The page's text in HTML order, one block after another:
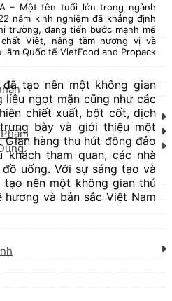
– Một tên tuổi lớn trong ngành
năm kinh nghiệm đã khẳng định
trường, đang tiến bước mạnh mẽ
Việt, nâng tầm hương vị và
Quốc tế VietFood and Propack
đã tạo nên một không gian
ngọt mặn cũng như các
chiết xuất, bột cốt, dịch
bày và giới thiệu một
hàng thu hút đông đảo
khách tham quan, các nhà
uống. Với sự sáng tạo và
tạo nên một không gian thú
và bản sắc Việt Nam